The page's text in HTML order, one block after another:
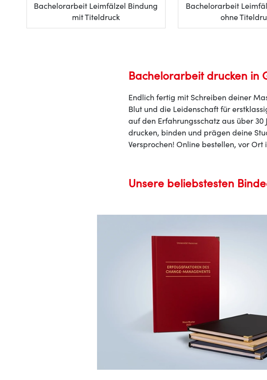
Bachelorarbeit Leimfälzel Bindung
mit Titeldruck
Bachelorarbeit
ohne
Bachelorarbeit drucken in
Endlich fertig mit Schreiben deiner
Blut und die Leidenschaft für
auf den Erfahrungsschatz aus über
drucken, binden und prägen deine
Versprochen! Online bestellen, vor
Unsere beliebstesten